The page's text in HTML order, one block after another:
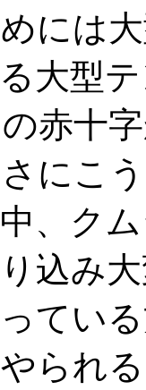
には
大型
赤十
にこ
、ク
込み
てい
られ